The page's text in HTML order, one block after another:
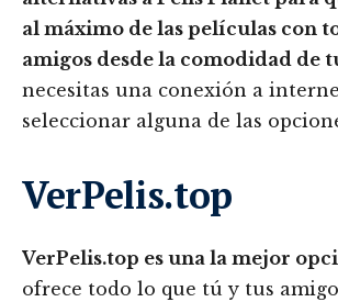
al máximo de las películas con
amigos desde la comodidad de
necesitas una conexión a
seleccionar alguna de las
VerPelis.top
VerPelis.top es una la mejor
ofrece todo lo que tú y tus